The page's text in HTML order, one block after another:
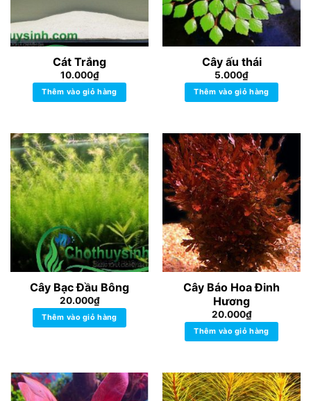
Cát Trắng
10.000₫
Thêm vào giỏ hàng
Cây ấu thái
5.000₫
Thêm vào giỏ hàng
Cây Bạc Đầu Bông
20.000₫
Thêm vào giỏ hàng
Cây Báo Hoa Đinh
Hương
20.000₫
Thêm vào giỏ hàng